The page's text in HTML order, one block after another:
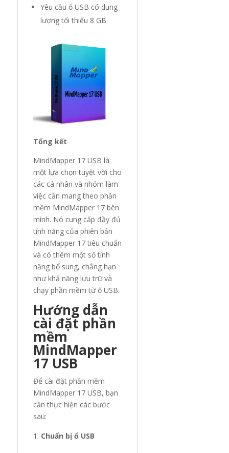
Yêu cầu ổ USB có dung
lượng tối thiểu 8 GB
Tổng kết
MindMapper 17 USB là
một lựa chọn tuyệt vời cho
các cá nhân và nhóm làm
việc cần mang theo phần
mềm MindMapper 17 bên
mình. Nó cung cấp đầy đủ
tính năng của phiên bản
MindMapper 17 tiêu chuẩn
và có thêm một số tính
năng bổ sung, chẳng hạn
như khả năng lưu trữ và
chạy phần mềm từ ổ USB.
Hướng dẫn
cài đặt phần
mềm
MindMapper
17 USB
Để cài đặt phần mềm
MindMapper 17 USB, bạn
cần thực hiện các bước
sau:
Chuẩn bị ổ USB